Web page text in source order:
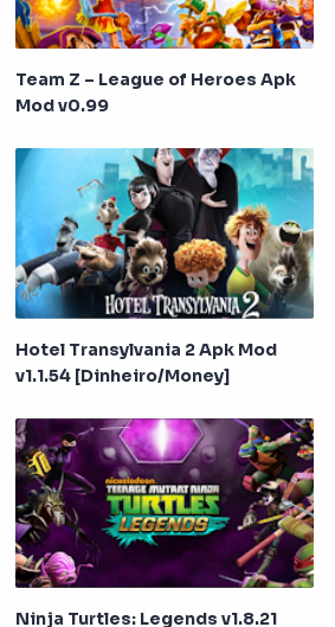
Team Z – League of Heroes Apk
Mod v0.99
Hotel Transylvania 2 Apk Mod
v1.1.54 [Dinheiro/Money]
Ninja Turtles: Legends v1.8.21